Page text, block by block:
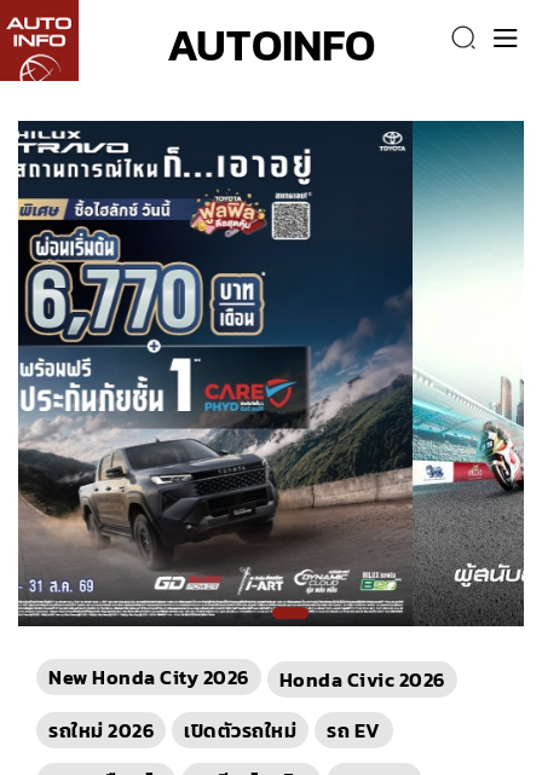
AUTOINFO
New Honda City 2026
Honda Civic 2026
รถใหม่ 2026
เปิดตัวรถใหม่
รถ EV